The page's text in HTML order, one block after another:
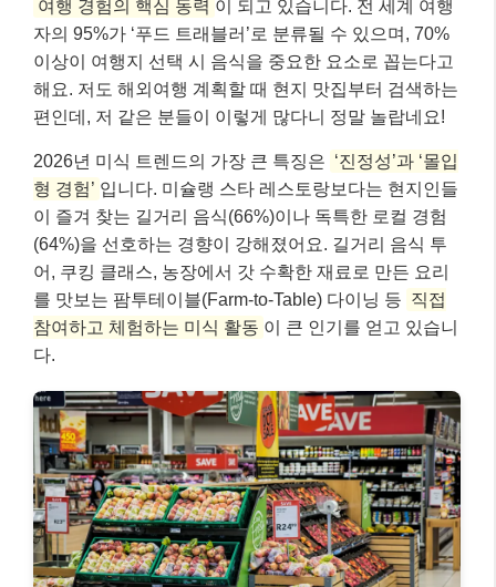
를 맛보는 팜투테이블(Farm-to-Table) 다이닝 등 직접
참여하고 체험하는 미식 활동 이 큰 인기를 얻고 있습니
다.
맛의 트렌드 또한 변화하고 있는데요, 미슐랭 가이드에
따르면 2026년에는 ‘쓴맛(bitterness)’과 ‘감칠맛
(umami)’, ‘발효’ , 그리고 ‘불을 이용한 요리(cooking
over fire)’가 주목받고 있다고 합니다. 태국 미슐랭 가이
드에서 빕구르망(Bib Gourmand)에 선정된 137개 레스
토랑이 주목받고 있으며, 플로리다도 해산물 요리를 중